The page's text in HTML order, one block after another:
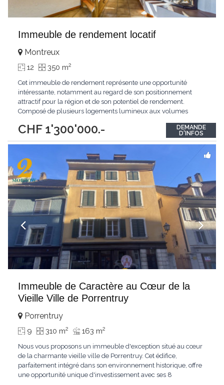
Immeuble de rendement locatif
CHF 1'300'000.-
Montreux
12 350 m2
Cet immeuble de rendement représente une opportunité
intéressante, notamment au regard de son positionnement
attractif pour la région et de son potentiel de rendement.
Composé de plusieurs logements lumineux aux volumes
agencement fonctionnel et de places de parc. Son profil en fait
un actif pertinent pour un investisseur souhaitant...
DEMANDE
D'INFOS
Immeuble de Caractère au Cœur de la
Vieille Ville de Porrentruy
Porrentruy
9 310 m2 163 m2
Nous vous proposons un immeuble d'exception situé au cœur
de la charmante vieille ville de Porrentruy. Cet édifice,
parfaitement intégré dans son environnement historique, offre
une opportunité unique d'investissement avec ses 8